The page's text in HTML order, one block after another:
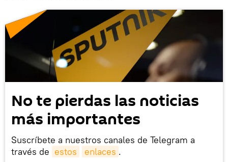
No te pierdas las noticias
más importantes
Suscríbete a nuestros canales de Telegram a
través de estos enlaces .